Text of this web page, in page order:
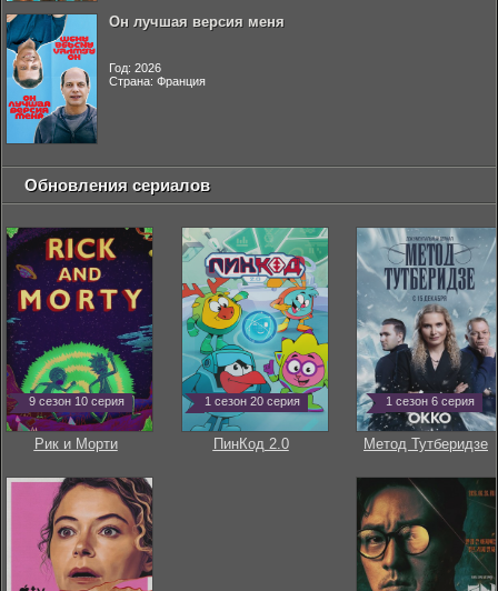
Он лучшая версия меня
Год: 2026
Страна: Франция
Обновления сериалов
9 сезон 10 серия
Рик и Морти
1 сезон 20 серия
ПинКод 2.0
1 сезон 6 серия
Метод Тутберидзе